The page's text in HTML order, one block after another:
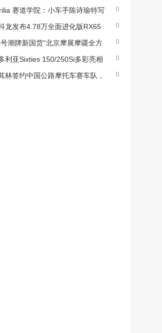
快将截止报名
0
赛道学院：小车手陈诗瑜特写
0
龙发布4.78万全面进化版RX65
RA401、非凡智能系统
0
号潮牌新国货”北京摩展摩疆全方
航实力
0
利亚Sixties 150/250Si多彩亮相
，逆市飘红绝非偶然
0
林签约中国公路摩托车赛车队，